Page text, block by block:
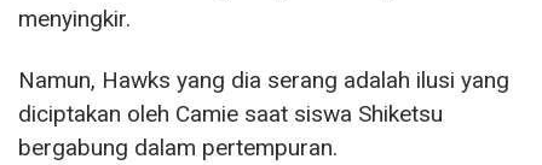
menyingkir.
Namun, Hawks yang dia serang adalah ilusi yang
diciptakan oleh Camie saat siswa Shiketsu
bergabung dalam pertempuran.